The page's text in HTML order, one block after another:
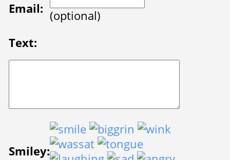
Email: (optional)
Text:
Smiley: